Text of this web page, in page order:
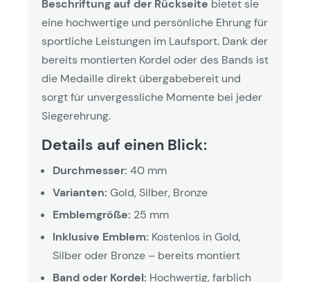
Beschriftung auf der Rückseite bietet sie
eine hochwertige und persönliche Ehrung für
sportliche Leistungen im Laufsport. Dank der
bereits montierten Kordel oder des Bands ist
die Medaille direkt übergabebereit und
sorgt für unvergessliche Momente bei jeder
Siegerehrung.
Details auf einen Blick:
Durchmesser: 40 mm
Varianten: Gold, Silber, Bronze
Emblemgröße: 25 mm
Inklusive Emblem: Kostenlos in Gold,
Silber oder Bronze – bereits montiert
Band oder Kordel: Hochwertig, farblich